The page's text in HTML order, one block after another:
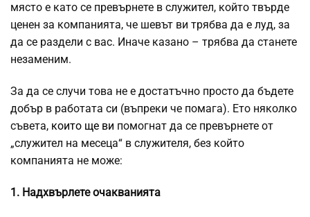
място е като се превърнете в служител, който твърде
ценен за компанията, че шевът ви трябва да е луд, за
да се раздели с вас. Иначе казано – трябва да станете
незаменим.
За да се случи това не е достатъчно просто да бъдете
добър в работата си (въпреки че помага). Ето няколко
съвета, които ще ви помогнат да се превърнете от
„служител на месеца“ в служителя, без който
компанията не може:
1. Надхвърлете очакванията